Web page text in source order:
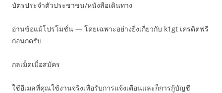
บัตรประจำตัวประชาชน/หนังสือเดินทาง
อ่านข้อแม้โปรโมชั่น — โดยเฉพาะอย่างยิ่งเกี่ยวกับ k1gt เครดิตฟรี
ก่อนกดรับ
กลเม็ดเมื่อสมัคร
ใช้อีเมลที่คุณใช้งานจริงเพื่อรับการแจ้งเตือนและก็การกู้บัญชี